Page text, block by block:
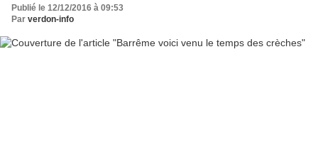
Publié le 12/12/2016 à 09:53
Par verdon-info